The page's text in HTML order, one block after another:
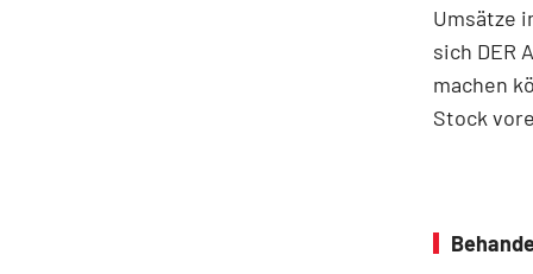
Umsätze
sich DER
machen
Stock